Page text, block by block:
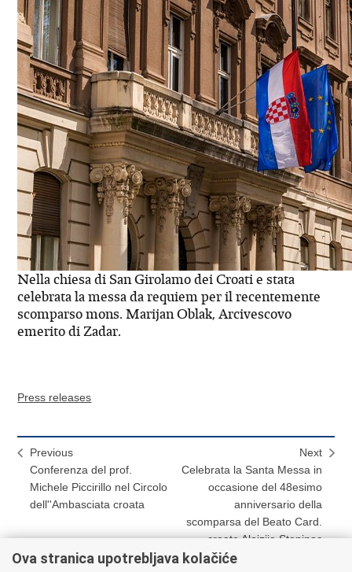
Nella chiesa di San Girolamo dei Croati e stata
celebrata la messa da requiem per il recentemente
scomparso mons. Marijan Oblak, Arcivescovo
emerito di Zadar.
Press releases
Previous
Conferenza del prof.
Michele Piccirillo nel Circolo
dell''Ambasciata croata
Next
Celebrata la Santa Messa in
occasione del 48esimo
anniversario della
scomparsa del Beato Card.
croato Alojzije Stepinac
Ova stranica upotrebljava kolačiće